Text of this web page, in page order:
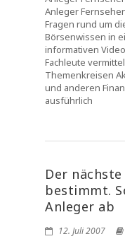
Anleger
Fragen rund um
Börsenwissen in
informativen
Fachleute
Themenkreisen
und anderen
ausführlich
Der
bestimmt.
Anleger ab
12. Juli 2007